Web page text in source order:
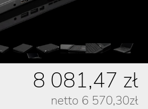
8 081,47 zł
netto 6 570,30zł